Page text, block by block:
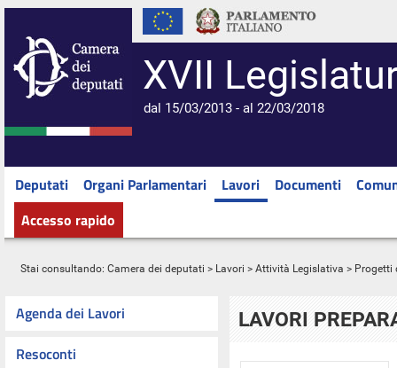
XVII
dal 15/03/2013 - al 22/03/2018
Deputati Organi Parlamentari Lavori Documenti
Accesso rapido
Stai consultando: Camera dei deputati > Lavori > Attività Legislativa > Progetti
Agenda dei Lavori
Resoconti
LAVORI